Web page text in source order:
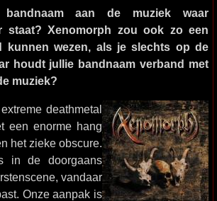
bandnaam aan de muziek waar
staat? Xenomorph zou ook zo een
kunnen wezen, als je slechts op de
houdt jullie bandnaam verband met
muziek?
deathmetal
een enorme hang
het zieke obscure.
in de doorgaans
vandaar
Onze aanpak is